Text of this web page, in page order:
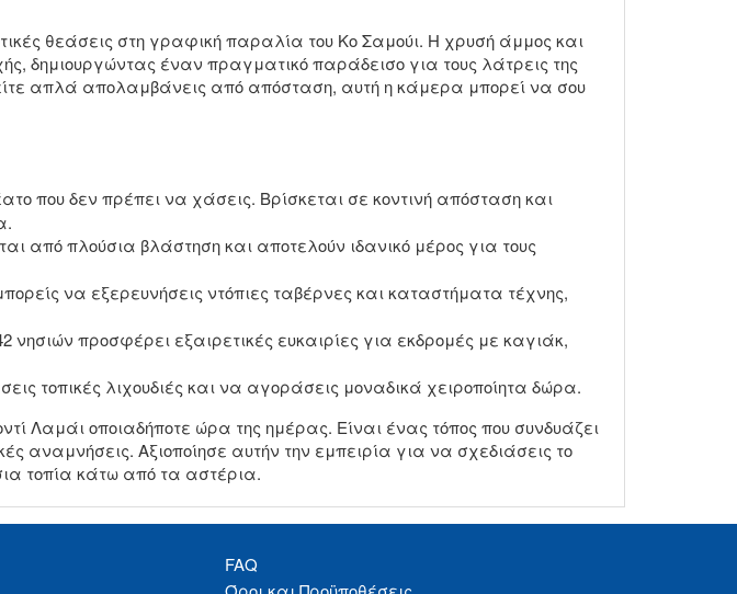
θεάσεις στη γραφική παραλία του Κο Σαμούι. Η χρυσή άμμος και
δημιουργώντας έναν πραγματικό παράδεισο για τους λάτρεις της
απλά απολαμβάνεις από απόσταση, αυτή η κάμερα μπορεί να σου
που δεν πρέπει να χάσεις. Βρίσκεται σε κοντινή απόσταση και
από πλούσια βλάστηση και αποτελούν ιδανικό μέρος για τους
να εξερευνήσεις ντόπιες ταβέρνες και καταστήματα τέχνης,
νησιών προσφέρει εξαιρετικές ευκαιρίες για εκδρομές με καγιάκ,
τοπικές λιχουδιές και να αγοράσεις μοναδικά χειροποίητα δώρα.
Λαμάι οποιαδήποτε ώρα της ημέρας. Είναι ένας τόπος που συνδυάζει
αναμνήσεις. Αξιοποίησε αυτήν την εμπειρία για να σχεδιάσεις το
τοπία κάτω από τα αστέρια.
FAQ